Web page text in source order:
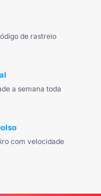
de rastreio
a semana toda
com velocidade